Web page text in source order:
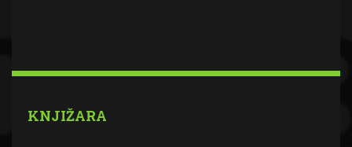
KNJIŽARA